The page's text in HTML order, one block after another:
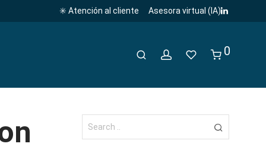
✳️ Atención al cliente Asesora virtual (IA)
0